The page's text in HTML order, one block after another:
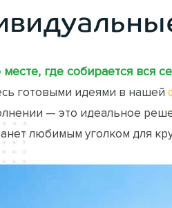
где собирается вся
готовыми идеями в нашей
— это идеальное
любимым уголком для